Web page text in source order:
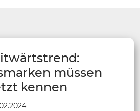
müssen
kennen